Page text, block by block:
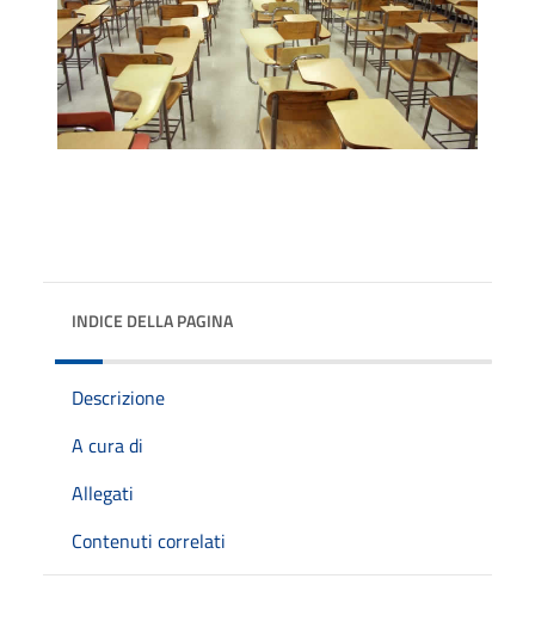
INDICE DELLA PAGINA
Descrizione
A cura di
Allegati
Contenuti correlati